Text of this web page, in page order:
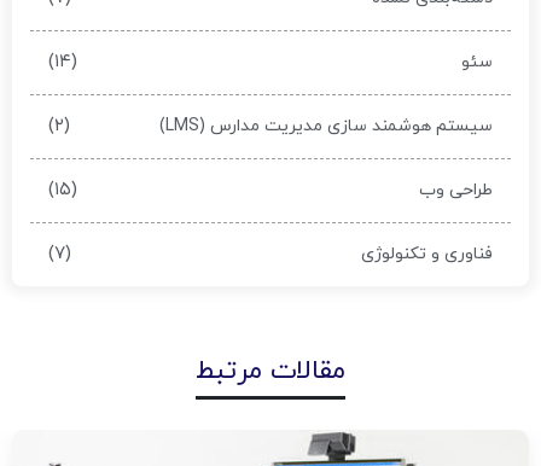
سئو (۱۴)
سیستم هوشمند سازی مدیریت مدارس (LMS) (۲)
طراحی وب (۱۵)
فناوری و تکنولوژی (۷)
مقالات مرتبط